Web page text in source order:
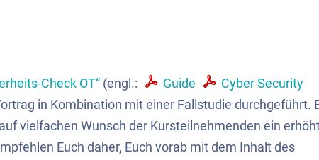
Check OT“ (engl.: Guide Cyber Security
in Kombination mit einer Fallstudie durchgeführt.
vielfachen Wunsch der Kursteilnehmenden ein
Euch daher, Euch vorab mit dem Inhalt des